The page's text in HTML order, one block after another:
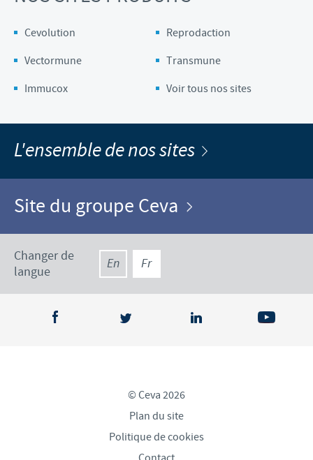
Cevolution
Reprodaction
Vectormune
Transmune
Immucox
Voir tous nos sites
L'ensemble de nos sites
Site du groupe Ceva
Changer de
langue
En Fr
© Ceva 2026
Plan du site
Politique de cookies